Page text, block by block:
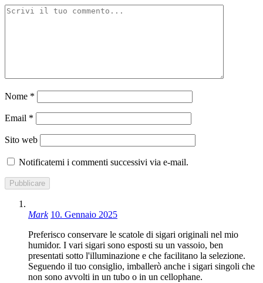
Nome *
Email *
Sito web
Notificatemi i commenti successivi via e-mail.
Mark 10. Gennaio 2025
Preferisco conservare le scatole di sigari originali nel mio
humidor. I vari sigari sono esposti su un vassoio, ben
presentati sotto l'illuminazione e che facilitano la selezione.
Seguendo il tuo consiglio, imballerò anche i sigari singoli che
non sono avvolti in un tubo o in un cellophane.